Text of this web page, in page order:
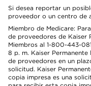
Si desea reportar un
proveedor o un centro de
Miembro de Medicare:
de proveedores de Kaiser
Miembros al 1-800-443-
8 p. m. Kaiser
de proveedores en un
solicitud. Kaiser
copia impresa es una